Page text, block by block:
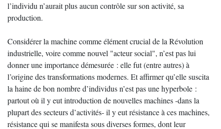
l’individu n’aurait plus aucun contrôle sur son activité, sa
production.
Considérer la machine comme élément crucial de la Révolution
industrielle, voire comme nouvel "acteur social", n’est pas lui
donner une importance démesurée : elle fut (entre autres) à
l’origine des transformations modernes. Et affirmer qu’elle suscita
la haine de bon nombre d’individus n’est pas une hyperbole :
partout où il y eut introduction de nouvelles machines -dans la
plupart des secteurs d’activités- il y eut résistance à ces machines,
résistance qui se manifesta sous diverses formes, dont leur